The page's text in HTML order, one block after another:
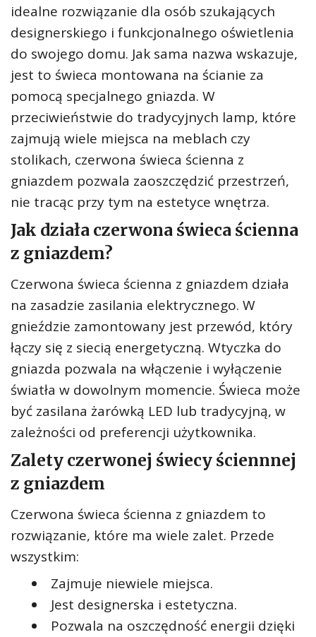
idealne rozwiązanie dla osób szukających
designerskiego i funkcjonalnego oświetlenia
do swojego domu. Jak sama nazwa wskazuje,
jest to świeca montowana na ścianie za
pomocą specjalnego gniazda. W
przeciwieństwie do tradycyjnych lamp, które
zajmują wiele miejsca na meblach czy
stolikach, czerwona świeca ścienna z
gniazdem pozwala zaoszczędzić przestrzeń,
nie tracąc przy tym na estetyce wnętrza.
Jak działa czerwona świeca ścienna
z gniazdem?
Czerwona świeca ścienna z gniazdem działa
na zasadzie zasilania elektrycznego. W
gnieździe zamontowany jest przewód, który
łączy się z siecią energetyczną. Wtyczka do
gniazda pozwala na włączenie i wyłączenie
światła w dowolnym momencie. Świeca może
być zasilana żarówką LED lub tradycyjną, w
zależności od preferencji użytkownika.
Zalety czerwonej świecy ściennnej
z gniazdem
Czerwona świeca ścienna z gniazdem to
rozwiązanie, które ma wiele zalet. Przede
wszystkim:
Zajmuje niewiele miejsca.
Jest designerska i estetyczna.
Pozwala na oszczędność energii dzięki